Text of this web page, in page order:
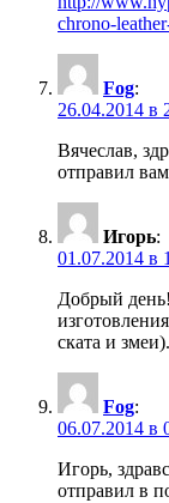
chrono-
Fog:
26.04.2014 в
Вячеслав,
отправил
Игорь:
01.07.2014 в
Добрый
ската и
Fog:
06.07.2014 в
Игорь,
отправил в